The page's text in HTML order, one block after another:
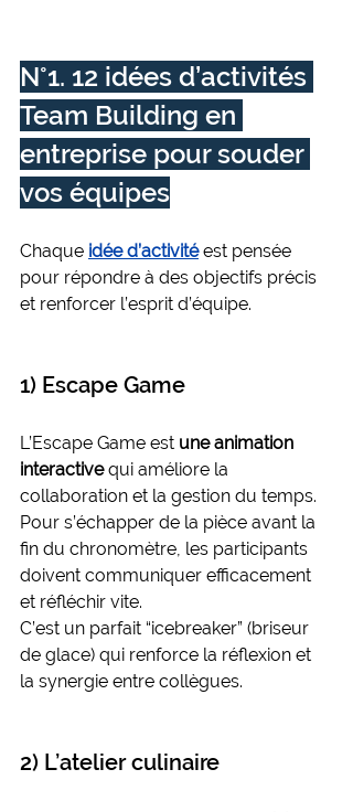
N°1. 12 idées d’activités
Team Building en
entreprise pour souder
vos équipes
Chaque idée d’activité est pensée
pour répondre à des objectifs précis
et renforcer l’esprit d’équipe.
1) Escape Game
L’Escape Game est une animation
interactive qui améliore la
collaboration et la gestion du temps.
Pour s’échapper de la pièce avant la
fin du chronomètre, les participants
doivent communiquer efficacement
et réfléchir vite.
C’est un parfait “icebreaker” (briseur
de glace) qui renforce la réflexion et
la synergie entre collègues.
2) L’atelier culinaire